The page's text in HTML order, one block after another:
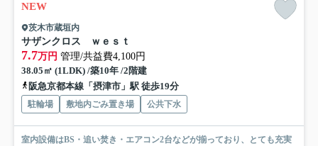
NEW
茨木市蔵垣内
サザンクロス ｗｅｓｔ
7.7万円 管理/共益費4,100円
38.05㎡ (1LDK) /築10年 /2階建
阪急京都本線「摂津市」駅 徒歩19分
駐輪場 敷地内ごみ置き場 公共下水
室内設備はBS・追い焚き・エアコン2台などが揃っており、とても充実